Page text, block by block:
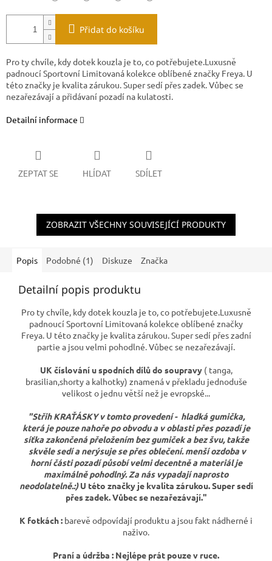
Přidat do košíku
Pro ty chvíle, kdy dotek kouzla je to, co potřebujete.Luxusně
padnoucí Sportovní Limitovaná kolekce oblíbené značky Freya. U
této značky je kvalita zárukou. Super sedí přes zadek. Vůbec se
nezařezávají a přidávaní pozadí na kulatosti.
Detailní informace
ZEPTAT SE HLÍDAT SDÍLET
ZOBRAZIT VŠECHNY SOUVISEJÍCÍ PRODUKTY
Popis Podobné (1) Diskuze Značka
Detailní popis produktu
Pro ty chvíle, kdy dotek kouzla je to, co potřebujete.Luxusně
padnoucí Sportovní Limitovaná kolekce oblíbené značky
Freya. U této značky je kvalita zárukou. Super sedí přes zadní
partie a jsou velmi pohodlné. Vůbec se nezařezávají.
UK číslování u spodních dílů do soupravy( tanga,
brasilian,shorty a kalhotky) znamená v překladu jednoduše
velikost o jednu větší než je evropské...
"Střih KRAŤÁSKY v tomto provedení - hladká gumička,
která je pouze nahoře po obvodu a v oblasti přes pozadí je
síťka zakončená přeložením bez gumiček a bez švu, takže
skvěle sedí a nerýsuje se přes oblečení. menší ozdoba v
horní části pozadí působí velmi decentně a materiál je
maximálně pohodlný. Za nás vypadají naprosto
neodolatelně.:)U této značky je kvalita zárukou. Super sedí
přes zadek. Vůbec se nezařezávají."
K fotkách : barevě odpovídají produktu a jsou fakt nádherné i
naživo.
Praní a údržba : Nejlépe prát pouze v ruce.